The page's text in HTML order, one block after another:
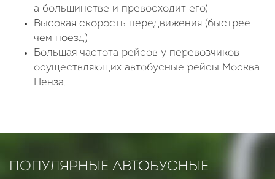
а большинстве и превосходит его)
Высокая скорость передвижения (быстрее
чем поезд)
Большая частота рейсов у перевозчиков
осуществляющих автобусные рейсы Москва
Пенза.
ПОПУЛЯРНЫЕ АВТОБУСНЫЕ